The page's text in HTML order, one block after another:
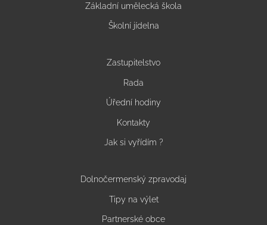
Základní umělecká škola
Školní jídelna
Zastupitelstvo
Rada
Úřední hodiny
Kontakty
Jak si vyřídím ?
Dolnočermenský zpravodaj
Tipy na výlet
Partnerské obce